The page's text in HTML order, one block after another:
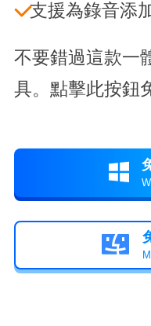
支援為錄音添
不要錯過這款一
具。點擊此按鈕

